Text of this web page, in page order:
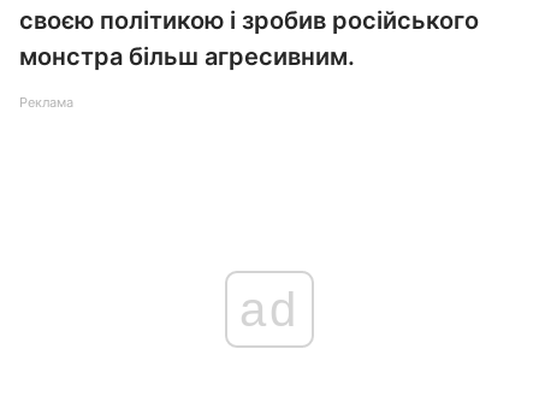
своєю політикою і зробив російського
монстра більш агресивним.
Реклама
ad